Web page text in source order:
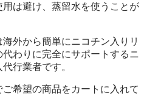
は避け、蒸留水を使うことが
外から簡単にニコチン入りリ
わりに完全にサポートするニ
行業者です。
希望の商品をカートに入れて